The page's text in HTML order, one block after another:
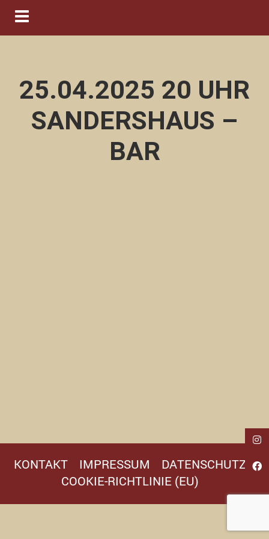
Navigation ein-/ausblenden
25.04.2025 20 UHR
SANDERSHAUS –
BAR
KONTAKT IMPRESSUM
DATENSCHUTZ
COOKIE-RICHTLINIE (EU)